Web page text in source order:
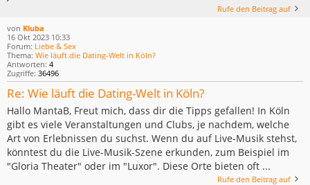
Rufe den Beitrag auf
von Kluba
16 Okt 2023 10:33
Forum: Liebe & Sex
Thema: Wie läuft die Dating-Welt in Köln?
Antworten: 4
Zugriffe: 36496
Re: Wie läuft die Dating-Welt in Köln?
Hallo MantaB, Freut mich, dass dir die Tipps gefallen! In Köln
gibt es viele Veranstaltungen und Clubs, je nachdem, welche
Art von Erlebnissen du suchst. Wenn du auf Live-Musik stehst,
könntest du die Live-Musik-Szene erkunden, zum Beispiel im
"Gloria Theater" oder im "Luxor". Diese Orte bieten oft ...
Rufe den Beitrag auf